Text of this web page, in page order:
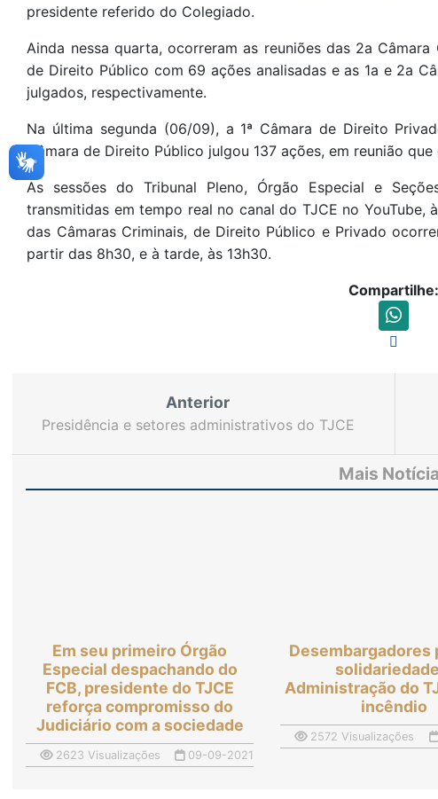
presidente referido do Colegiado.
Ainda nessa quarta, ocorreram as reuniões das 2a
de Direito Público com 69 ações analisadas e as 1a e 2a
julgados, respectivamente.
Na última segunda (06/09), a 1ª Câmara de Direito
Câmara de Direito Público julgou 137 ações, em reunião que
As sessões do Tribunal Pleno, Órgão Especial e
transmitidas em tempo real no canal do TJCE no YouTube,
das Câmaras Criminais, de Direito Público e Privado
partir das 8h30, e à tarde, às 13h30.
Compartilhe:
Anterior
Presidência e setores administrativos do TJCE
Mais
Em seu primeiro Órgão
Especial despachando do
FCB, presidente do TJCE
reforça compromisso do
Judiciário com a sociedade
2623 Visualizações 09-09-2021
Desembargadores
Administração do
incêndio
2572 Visualizações